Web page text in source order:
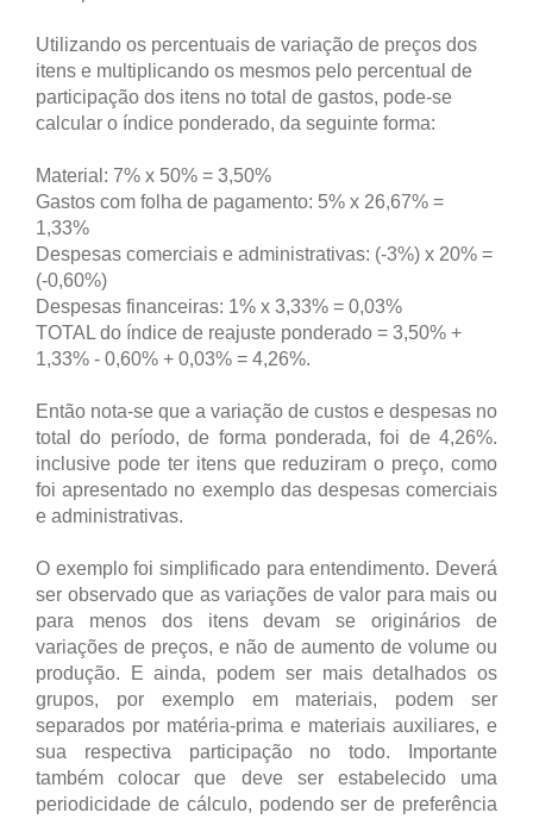
Utilizando os percentuais de variação de preços dos
itens e multiplicando os mesmos pelo percentual de
participação dos itens no total de gastos, pode-se
calcular o índice ponderado, da seguinte forma:
Material: 7% x 50% = 3,50%
Gastos com folha de pagamento: 5% x 26,67% =
1,33%
Despesas comerciais e administrativas: (-3%) x 20% =
(-0,60%)
Despesas financeiras: 1% x 3,33% = 0,03%
TOTAL do índice de reajuste ponderado = 3,50% +
1,33% - 0,60% + 0,03% = 4,26%.
Então nota-se que a variação de custos e despesas no
total do período, de forma ponderada, foi de 4,26%.
inclusive pode ter itens que reduziram o preço, como
foi apresentado no exemplo das despesas comerciais
e administrativas.
O exemplo foi simplificado para entendimento. Deverá
ser observado que as variações de valor para mais ou
para menos dos itens devam se originários de
variações de preços, e não de aumento de volume ou
produção. E ainda, podem ser mais detalhados os
grupos, por exemplo em materiais, podem ser
separados por matéria-prima e materiais auxiliares, e
sua respectiva participação no todo. Importante
também colocar que deve ser estabelecido uma
periodicidade de cálculo, podendo ser de preferência